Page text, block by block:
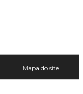
Mapa do site